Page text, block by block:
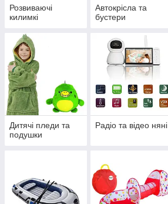
Розвиваючі
килимкі
Автокрісла та
бустери
Дитячі пледи та
подушки
Радіо та відео няні